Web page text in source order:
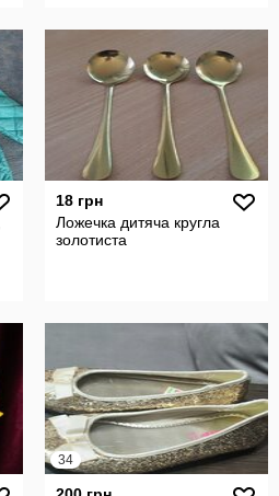
18 грн
Ложечка дитяча кругла
золотиста
34